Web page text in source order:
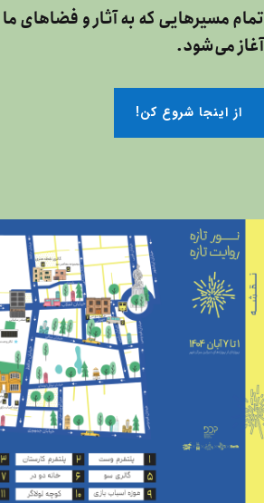
تمام مسیرهایی که به آثار و فضاهای
آغاز می‌شود.
!از اینجا شروع کن